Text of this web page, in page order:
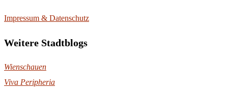
Impressum & Datenschutz
Weitere Stadtblogs
Wienschauen
Viva Peripheria